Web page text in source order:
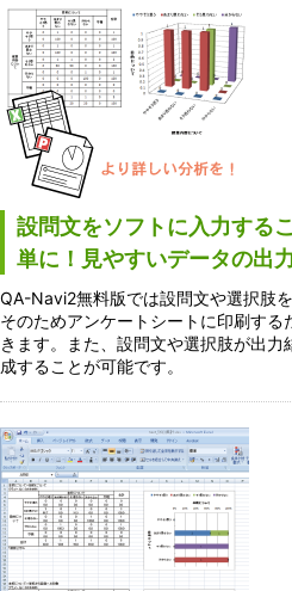
設問文をソフトに入力する
単に！見やすいデータの出
QA-Navi2無料版では設問文や選択肢
そのためアンケートシートに印刷す
きます。また、設問文や選択肢が出
成することが可能です。